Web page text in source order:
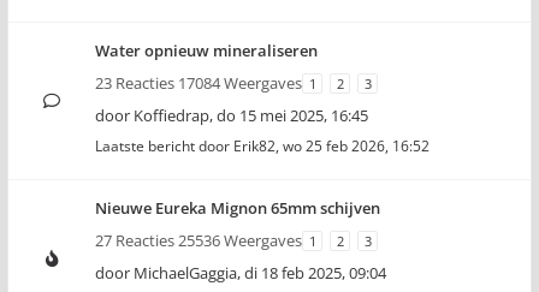
Water opnieuw mineraliseren
23 Reacties 17084 Weergaves 1 2 3
door Koffiedrap,do 15 mei 2025, 16:45
Laatste bericht door Erik82, wo 25 feb 2026, 16:52
Nieuwe Eureka Mignon 65mm schijven
27 Reacties 25536 Weergaves 1 2 3
door MichaelGaggia,di 18 feb 2025, 09:04